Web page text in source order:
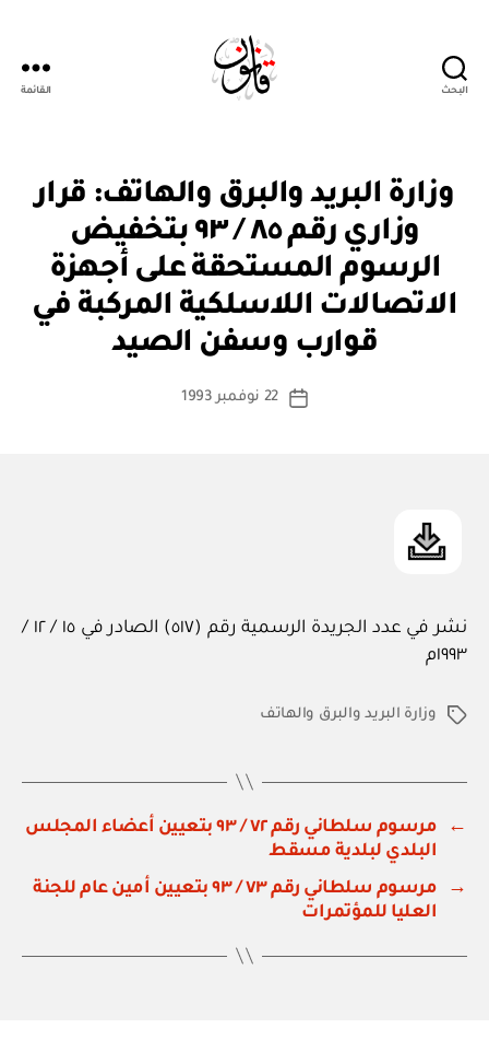
البحث القائمة
التصنيفات
وزارة البريد والبرق والهاتف: قرار
وزاري رقم ٨٥ / ٩٣ بتخفيض
الرسوم المستحقة على أجهزة
الاتصالات اللاسلكية المركبة في
قوارب وسفن الصيد
كاتب
بو
ا
س
ة
تاريخ
22 نوفمبر 1993
نشر في عدد الجريدة الرسمية رقم (٥١٧) الصادر في ١٥ / ١٢ /
١٩٩٣م
الوسوموزارة البريد والبرق والهاتف
←
مرسوم سلطاني رقم ٧٢ / ٩٣ بتعيين أعضاء المجلس
البلدي لبلدية مسقط
→
مرسوم سلطاني رقم ٧٣ / ٩٣ بتعيين أمين عام للجنة
العليا للمؤتمرات